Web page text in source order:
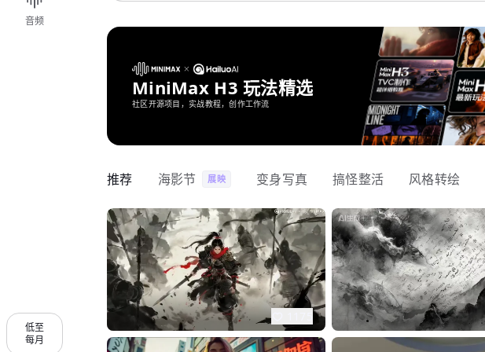
音频
低至
每月
MiniMax H3 玩法精选
社区开源项目，实战教程，创作工作流
推荐 海影节 展映 变身写真 搞怪整活 风格转绘